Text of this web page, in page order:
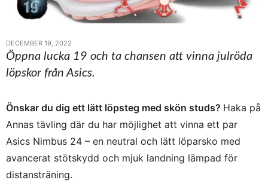
DECEMBER 19, 2022
Öppna lucka 19 och ta chansen att vinna julröda
löpskor från Asics.
Önskar du dig ett lätt löpsteg med skön studs? Haka på
Annas tävling där du har möjlighet att vinna ett par
Asics Nimbus 24 – en neutral och lätt löparsko med
avancerat stötskydd och mjuk landning lämpad för
distansträning.